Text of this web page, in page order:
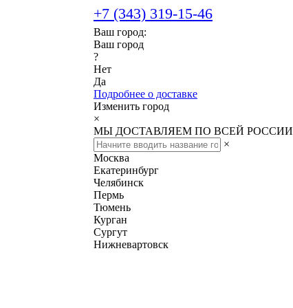
+7 (343) 319-15-46
Ваш город:
Ваш город
?
Нет
Да
Подробнее о доставке
Изменить город
×
МЫ ДОСТАВЛЯЕМ ПО ВСЕЙ РОССИИ
×
Москва
Екатеринбург
Челябинск
Пермь
Тюмень
Курган
Сургут
Нижневартовск